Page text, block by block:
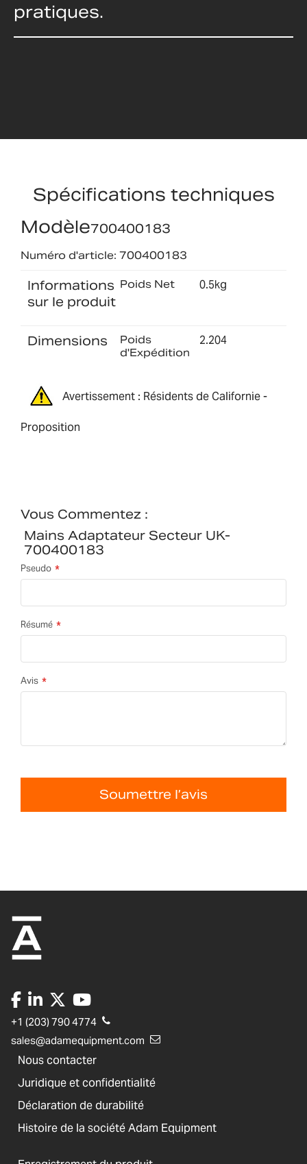
pratiques.
Spécifications techniques
Modèle700400183
Numéro d'article: 700400183
Informations
sur le produit
Poids Net 0.5kg
Dimensions
Poids
d'Expédition
2.204
Avertissement : Résidents de Californie -
Proposition
Vous Commentez :
Mains Adaptateur Secteur UK-
700400183
Pseudo
Résumé
Avis
Soumettre l’avis
+1 (203) 790 4774
sales@adamequipment.com
Nous contacter
Juridique et confidentialité
Déclaration de durabilité
Histoire de la société Adam Equipment